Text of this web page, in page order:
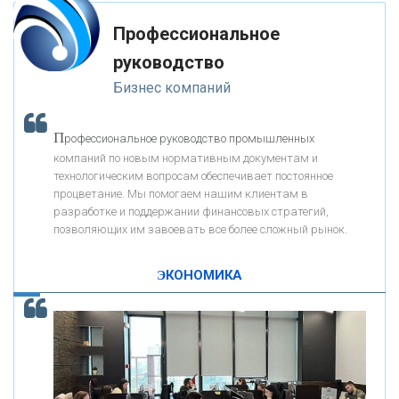
«РОСЕВРОБАНК»
«ПРЕСС-СЛУЖБА ВТБ24»
«АВТОГРАДБАНК»
«ПРОМРЕГИОНБАНК»
ОНАС
Как Система быстрых платежей за пять лет
изменила финансовый рынок - «Интервью»
мимо ушей. Он никогда не бывает полезен никому, кроме того, кто его
-- Люблю давать советы и очень не люблю, когда их дают мне.
Профессиональное
руководство
Бизнес компаний
Профессиональное руководство промышленных
компаний по новым нормативным документам и
технологическим вопросам обеспечивает постоянное
процветание. Мы помогаем нашим клиентам в
разработке и поддержании финансовых стратегий,
позволяющих им завоевать все более сложный рынок.
ЭКОНОМИКА